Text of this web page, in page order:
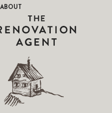
RENOVATION AGENT
ABOUT